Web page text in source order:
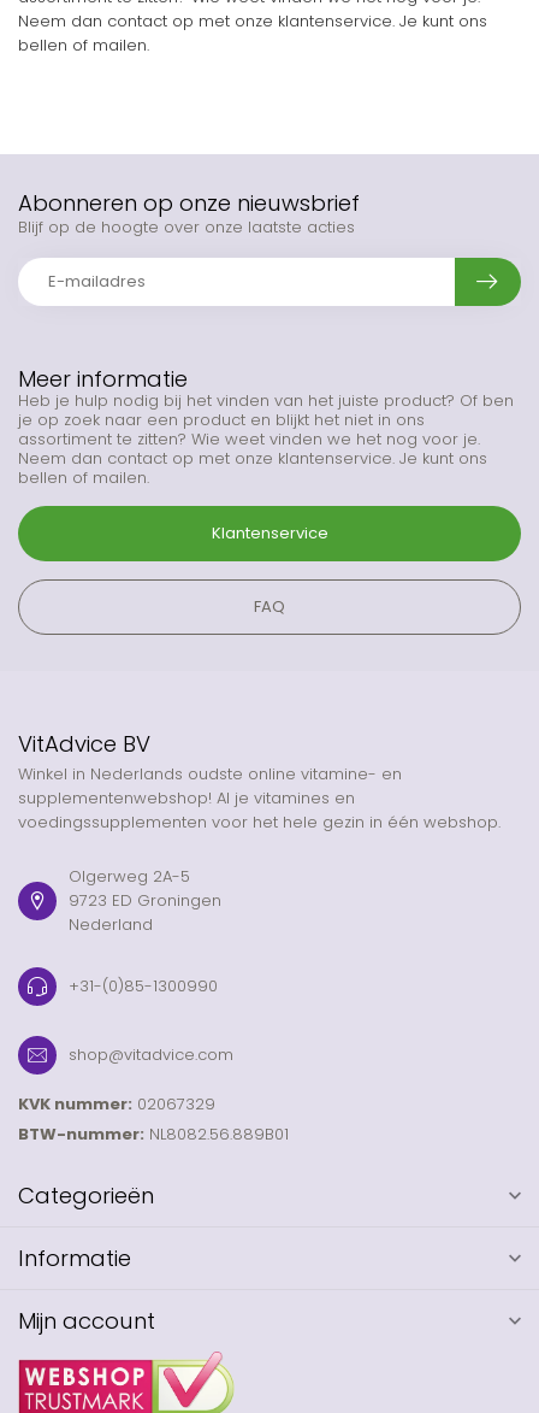
Neem dan contact op met onze klantenservice. Je kunt ons
bellen of mailen.
Meer informatie
Heb je hulp nodig bij het vinden van het juiste product? Of ben
je op zoek naar een product en blijkt het niet in ons
assortiment te zitten? Wie weet vinden we het nog voor je.
Neem dan contact op met onze klantenservice. Je kunt ons
bellen of mailen.
Klantenservice
FAQ
Abonneren op onze nieuwsbrief
Blijf op de hoogte over onze laatste acties
VitAdvice BV
Winkel in Nederlands oudste online vitamine- en
supplementenwebshop! Al je vitamines en
voedingssupplementen voor het hele gezin in één webshop.
Olgerweg 2A-5
9723 ED Groningen
Nederland
+31-(0)85-1300990
shop@vitadvice.com
KVK nummer: 02067329
BTW-nummer: NL8082.56.889B01
Categorieën
Informatie
Mijn account